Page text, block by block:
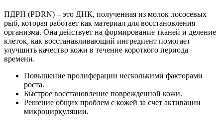
ПДРН (PDRN) – это ДНК, полученная из молок лососевых
рыб, которая работает как материал для восстановления
организма. Она действует на формирование тканей и деление
клеток, как восстанавливающий ингредиент помогает
улучшить качество кожи в течение короткого периода
времени.
Повышение пролиферации несколькими факторами
роста.
Быстрое восстановление поврежденной кожи.
Решение общих проблем с кожей за счет активации
микроциркуляции.